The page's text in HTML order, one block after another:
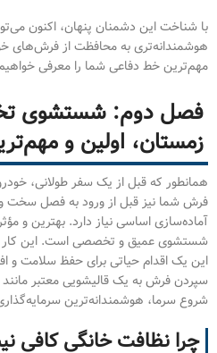
با شناخت این دشمنان پنهان، اکنون
هوشمندانه‌تری به محافظت از فرش‌های
مهم‌ترین خط دفاعی شما را معرفی
فصل دوم: شستشوی
زمستان، اولین و
همانطور که قبل از یک سفر طولانی،
فرش شما نیز قبل از ورود به فصل سخت
آماده‌سازی اساسی نیاز دارد. بهترین و
شستشوی عمیق و تخصصی است. این کار
این یک اقدام حیاتی برای حفظ سلامت
سپردن فرش به یک قالیشویی معتبر مانند
شروع سرما، هوشمندانه‌ترین
چرا نظافت خانگی کافی